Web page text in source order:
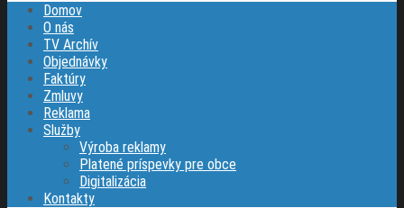
Domov
O nás
TV Archív
Objednávky
Faktúry
Zmluvy
Reklama
Služby
Výroba reklamy
Platené príspevky pre obce
Digitalizácia
Kontakty